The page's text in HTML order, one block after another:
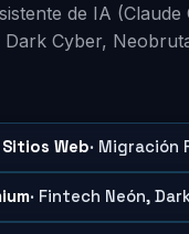
de IA
Cyber,
Web·
· Fintech Neón,